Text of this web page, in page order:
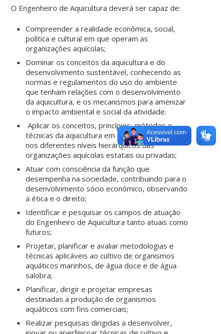
O Engenheiro de Aquicultura deverá ser capaz de:
Compreender a realidade econômica, social,
política e cultural em que operam as
organizações aquícolas;
Dominar os conceitos da aquicultura e do
desenvolvimento sustentável, conhecendo as
normas e regulamentos do uso do ambiente
que tenham relações com o desenvolvimento
da aquicultura, e os mecanismos para amenizar
o impacto ambiental e social da atividade.
Aplicar os conceitos, princípios, métodos e
técnicas da aquicultura em situações concretas
nos diferentes níveis hierárquicos das
organizações aquícolas estatais ou privadas;
Atuar com consciência da função que
desempenha na sociedade, contribuindo para o
desenvolvimento sócio econômico, observando
a ética e o direito;
Identificar e pesquisar os campos de atuação
do Engenheiro de Aquicultura tanto atuais como
futuros;
Projetar, planificar e avaliar metodologias e
técnicas aplicáveis ao cultivo de organismos
aquáticos marinhos, de água doce e de água
salobra;
Planificar, dirigir e projetar empresas
destinadas a produção de organismos
aquáticos com fins comerciais;
Realizar pesquisas dirigidas a desenvolver,